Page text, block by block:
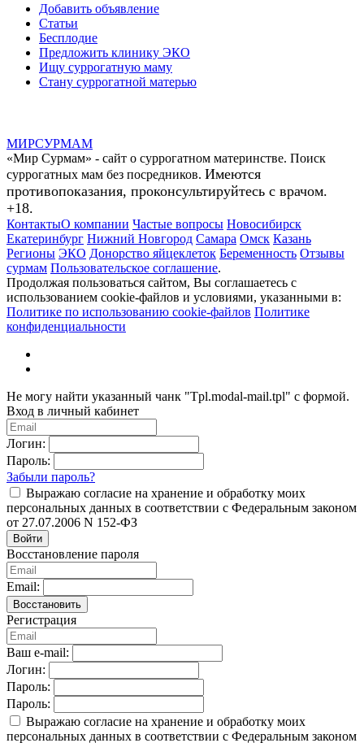
Добавить объявление
Статьи
Бесплодие
Предложить клинику ЭКО
Ищу суррогатную маму
Стану суррогатной матерью
МИРСУРМАМ
«Мир Сурмам» - сайт о суррогатном материнстве. Поиск
суррогатных мам без посредников. Имеются
противопоказания, проконсультируйтесь с врачом.
+18.
КонтактыО компании Частые вопросы Новосибирск
Екатеринбург Нижний Новгород Самара Омск Казань
Регионы ЭКО Донорство яйцеклеток Беременность Отзывы
сурмам Пользовательское соглашение.
Продолжая пользоваться сайтом, Вы соглашаетесь с
использованием cookie-файлов и условиями, указанными в:
Политике по использованию cookie-файлов Политике
конфиденциальности
Не могу найти указанный чанк "Tpl.modal-mail.tpl" с формой.
Вход в личный кабинет
Логин:
Пароль:
Забыли пароль?
Выражаю согласие на хранение и обработку моих
персональных данных в соответствии с Федеральным законом
от 27.07.2006 N 152-ФЗ
Войти
Восстановление пароля
Email:
Восстановить
Регистрация
Ваш e-mail:
Логин:
Пароль:
Пароль:
Выражаю согласие на хранение и обработку моих
персональных данных в соответствии с Федеральным законом